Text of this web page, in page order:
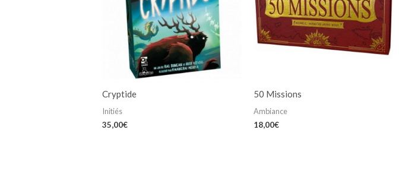
Cryptide
Initiés
35,00€
50 Missions
Ambiance
18,00€